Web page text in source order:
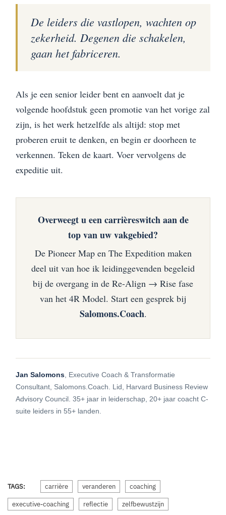
De leiders die vastlopen, wachten op
zekerheid. Degenen die schakelen,
gaan het fabriceren.
Als je een senior leider bent en aanvoelt dat je
volgende hoofdstuk geen promotie van het vorige zal
zijn, is het werk hetzelfde als altijd: stop met
proberen eruit te denken, en begin er doorheen te
verkennen. Teken de kaart. Voer vervolgens de
expeditie uit.
Overweegt u een carrièreswitch aan de
top van uw vakgebied?
De Pioneer Map en The Expedition maken
deel uit van hoe ik leidinggevenden begeleid
bij de overgang in de Re-Align → Rise fase
van het 4R Model. Start een gesprek bij
Salomons.Coach.
Jan Salomons, Executive Coach & Transformatie
Consultant, Salomons.Coach. Lid, Harvard Business Review
Advisory Council. 35+ jaar in leiderschap, 20+ jaar coacht C-
suite leiders in 55+ landen.
TAGS: carrière veranderen coaching
executive-coaching reflectie zelfbewustzijn